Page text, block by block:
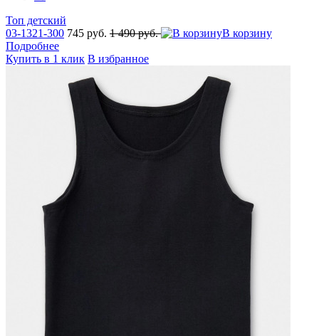
Топ детский
03-1321-300 745 руб. 1 490 руб.
В корзину
Подробнее
Купить в 1 клик В избранное